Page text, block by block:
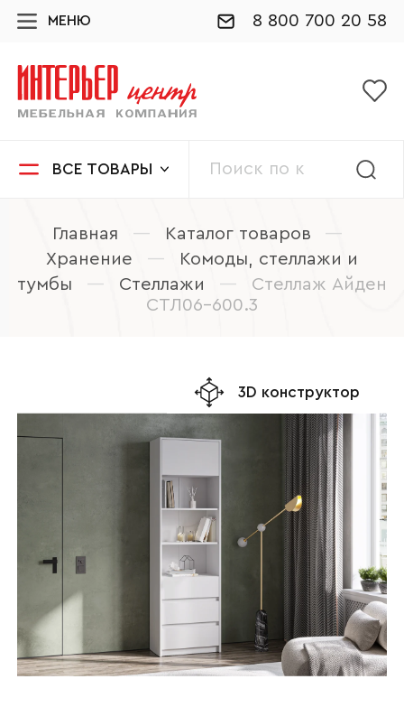
МЕНЮ 8 800 700 20 58
ВСЕ ТОВАРЫ
Главная — Каталог товаров
—
Хранение
—
Комоды, стеллажи и
тумбы
— Стеллажи —
Стеллаж Айден
СТЛ06-600.3
3D конструктор